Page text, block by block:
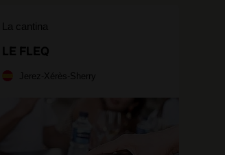
La cantina
LE FLEQ
Jerez-Xérès-Sherry